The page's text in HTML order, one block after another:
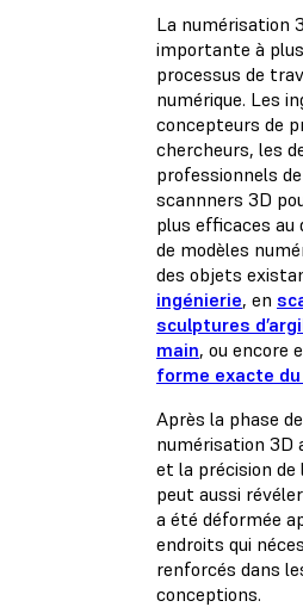
La numérisation
importante à
processus de
numérique. Les
concepteurs de
chercheurs, les
professionnels
scannners 3D
plus efficaces au
de modèles
des objets
ingénierie, en
sculptures
main, ou encore
forme exacte
Après la phase
numérisation 3D
et la précision de
peut aussi
a été déformée
endroits qui
renforcés dans
conceptions.